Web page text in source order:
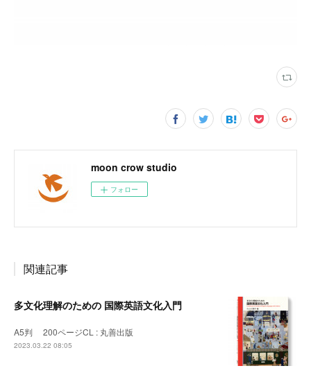
moon crow studio
フォロー
関連記事
多文化理解のための 国際英語文化入門
A5判 200ページCL : 丸善出版
2023.03.22 08:05